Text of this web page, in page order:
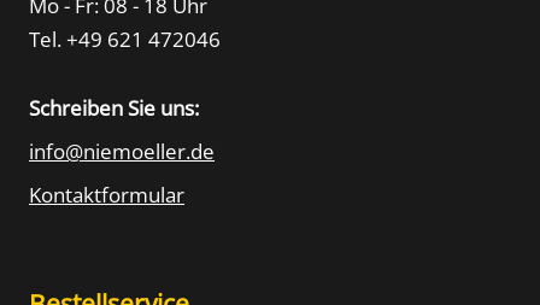
Tel. +49 621 472046
Schreiben Sie uns:
info@niemoeller.de
Kontaktformular